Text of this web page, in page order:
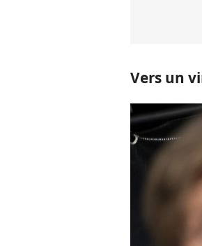
Vers un